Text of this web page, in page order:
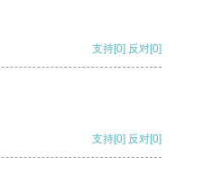
支持[0] 反对[0]
支持[0] 反对[0]